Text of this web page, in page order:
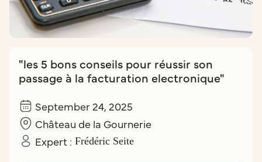
"les 5 bons conseils pour réussir son
passage à la facturation electronique"
September 24, 2025
Château de la Gournerie
Expert : Frédéric Seite